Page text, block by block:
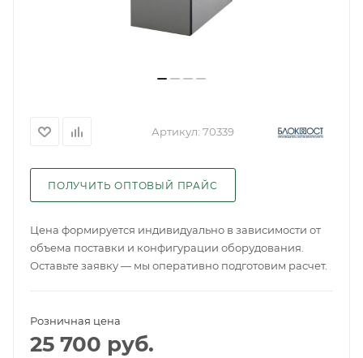
Артикул: 70339
ПОЛУЧИТЬ ОПТОВЫЙ ПРАЙС
Цена формируется индивидуально в зависимости от
объема поставки и конфигурации оборудования.
Оставьте заявку — мы оперативно подготовим расчет.
Розничная цена
25 700 руб.